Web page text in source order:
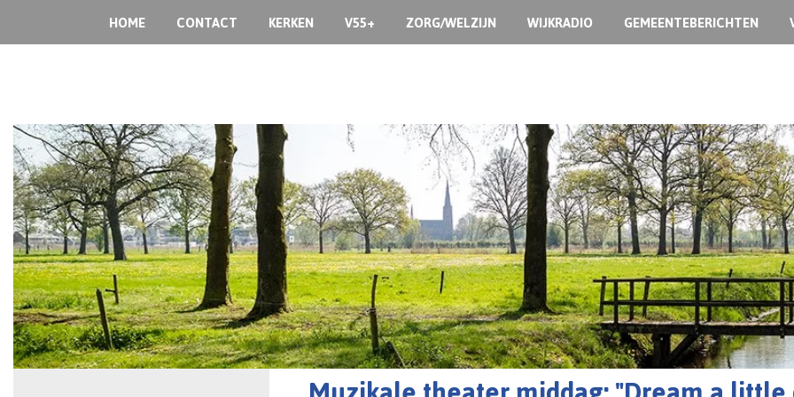
HOME CONTACT KERKEN V55+ ZORG/WELZIJN WIJKRADIO GEMEENTEBERICHTEN